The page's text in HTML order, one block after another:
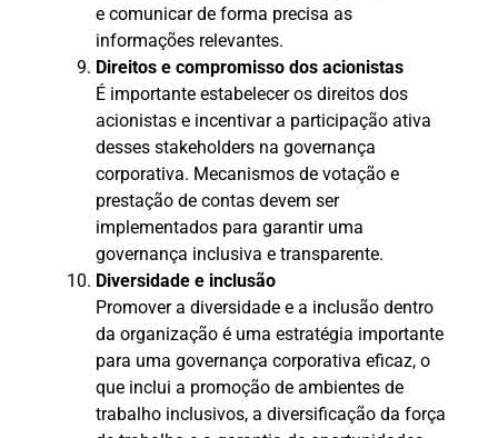
e comunicar de forma precisa as
informações relevantes.
Direitos e compromisso dos acionistas
É importante estabelecer os direitos dos
acionistas e incentivar a participação ativa
desses stakeholders na governança
corporativa. Mecanismos de votação e
prestação de contas devem ser
implementados para garantir uma
governança inclusiva e transparente.
Diversidade e inclusão
Promover a diversidade e a inclusão dentro
da organização é uma estratégia importante
para uma governança corporativa eficaz, o
que inclui a promoção de ambientes de
trabalho inclusivos, a diversificação da força